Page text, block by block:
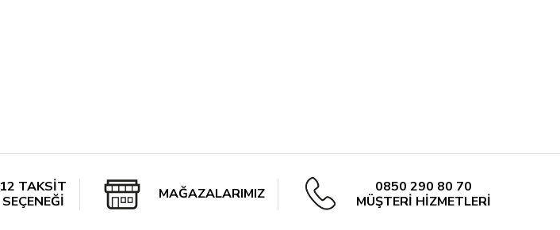
12 TAKSİT
SEÇENEĞİ
MAĞAZALARIMIZ
0850 290 80 70
MÜŞTERİ HİZMETLERİ